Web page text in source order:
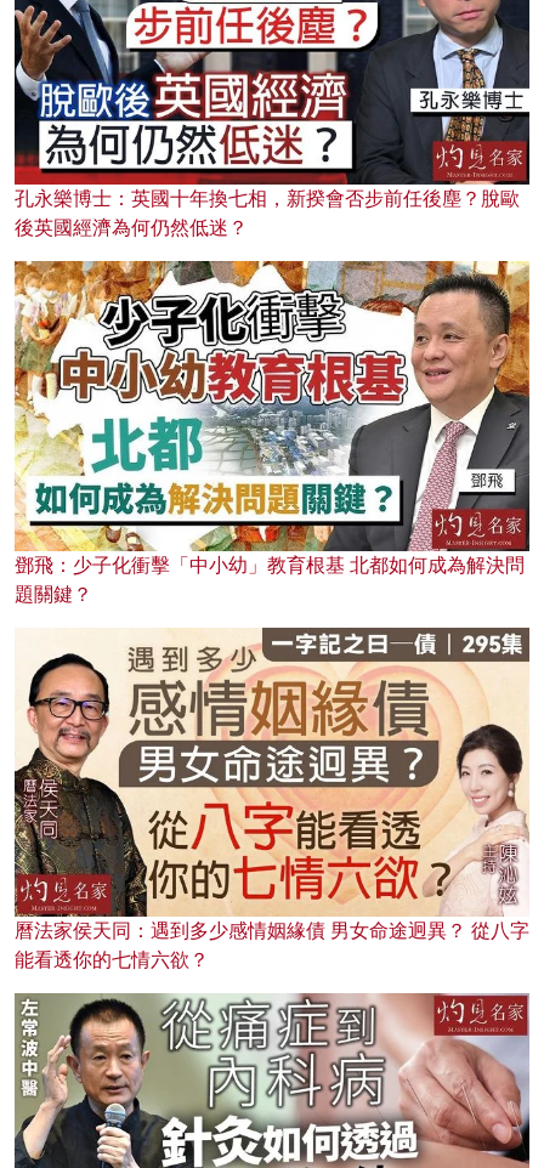
孔永樂博士：英國十年換七相，新揆會否步前任後塵？脫歐
後英國經濟為何仍然低迷？
鄧飛：少子化衝擊「中小幼」教育根基 北都如何成為解決問
題關鍵？
曆法家侯天同：遇到多少感情姻緣債 男女命途迥異？ 從八字
能看透你的七情六欲？